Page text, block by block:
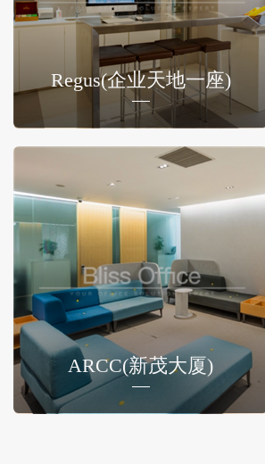
Regus(企业天地一座)
ARCC(新茂大厦)